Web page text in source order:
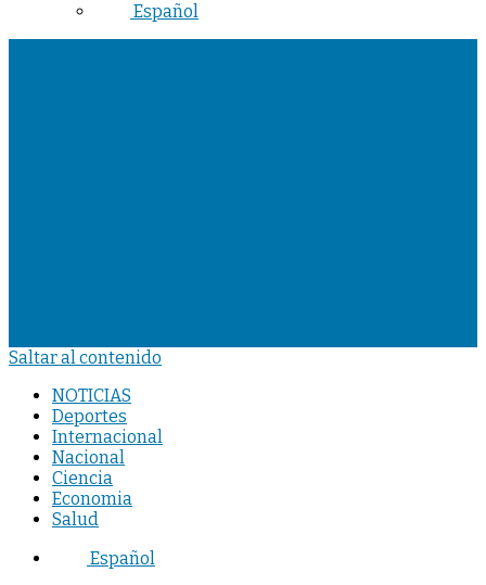
Español
Saltar al contenido
NOTICIAS
Deportes
Internacional
Nacional
Ciencia
Economia
Salud
Español